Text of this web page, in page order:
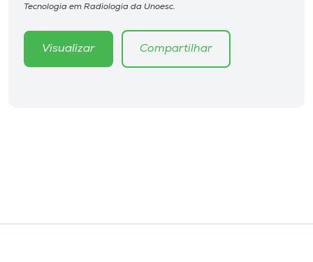
Tecnologia em Radiologia da Unoesc.
Visualizar Compartilhar